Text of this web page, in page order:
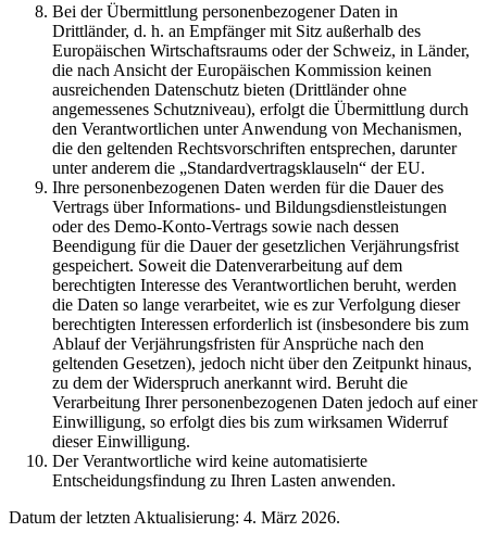
Bei der Übermittlung personenbezogener Daten in
Drittländer, d. h. an Empfänger mit Sitz außerhalb des
Europäischen Wirtschaftsraums oder der Schweiz, in Länder,
die nach Ansicht der Europäischen Kommission keinen
ausreichenden Datenschutz bieten (Drittländer ohne
angemessenes Schutzniveau), erfolgt die Übermittlung durch
den Verantwortlichen unter Anwendung von Mechanismen,
die den geltenden Rechtsvorschriften entsprechen, darunter
unter anderem die „Standardvertragsklauseln“ der EU.
Ihre personenbezogenen Daten werden für die Dauer des
Vertrags über Informations- und Bildungsdienstleistungen
oder des Demo-Konto-Vertrags sowie nach dessen
Beendigung für die Dauer der gesetzlichen Verjährungsfrist
gespeichert. Soweit die Datenverarbeitung auf dem
berechtigten Interesse des Verantwortlichen beruht, werden
die Daten so lange verarbeitet, wie es zur Verfolgung dieser
berechtigten Interessen erforderlich ist (insbesondere bis zum
Ablauf der Verjährungsfristen für Ansprüche nach den
geltenden Gesetzen), jedoch nicht über den Zeitpunkt hinaus,
zu dem der Widerspruch anerkannt wird. Beruht die
Verarbeitung Ihrer personenbezogenen Daten jedoch auf einer
Einwilligung, so erfolgt dies bis zum wirksamen Widerruf
dieser Einwilligung.
Der Verantwortliche wird keine automatisierte
Entscheidungsfindung zu Ihren Lasten anwenden.
Datum der letzten Aktualisierung: 4. März 2026.